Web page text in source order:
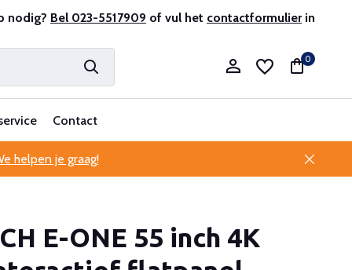
en ervaren Professionele klantenservice
nodig? Bel 023-5517909 of vul het contactformulierin
Account aanmaken
0
Contact
helpen je graag!
E-ONE 55 inch 4K